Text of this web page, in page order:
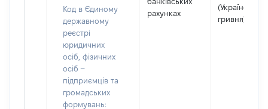
Код в Єдиному
державному
реєстрі
юридичних
осіб, фізичних
осіб –
підприємців та
громадських
формувань:
рахунках
(Українська
гривня)